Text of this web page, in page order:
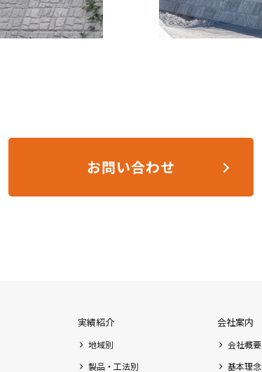
お問い合わせ
実績紹介
地域別
製品・工法別
会社案内
会社概要
基本理念